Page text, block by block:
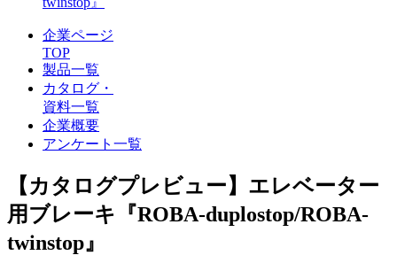
企業ページ
TOP
製品一覧
カタログ・
資料一覧
企業概要
アンケート一覧
【カタログプレビュー】エレベーター
用ブレーキ『ROBA-duplostop/ROBA-
twinstop』